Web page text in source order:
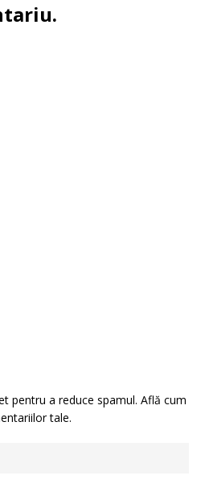
pentru a reduce spamul. Află cum
tale.